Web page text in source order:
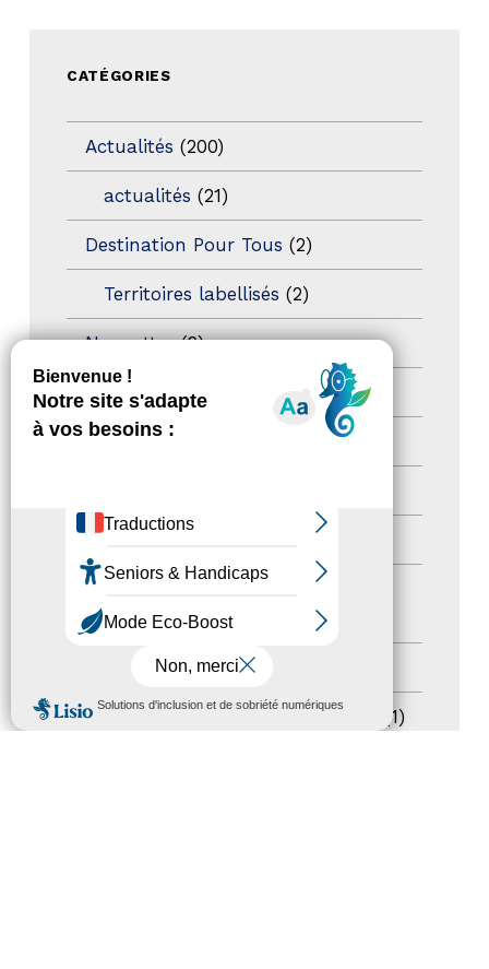
MENU
CATÉGORIES
Actualités (200)
actualités (21)
Destination Pour Tous (2)
Territoires labellisés (2)
Newsetter(6)
Newsletter pro
Nos Actions
Formation
Journées nationales Tourisme &
Handicap(5)
Salons(11)
Sommet mondial du tourisme (1)